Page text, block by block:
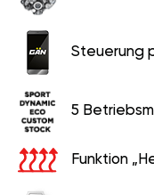
Steuerung
5
Funktion